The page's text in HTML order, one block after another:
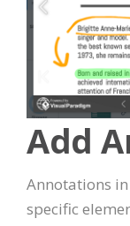
Add
Annotations
specific